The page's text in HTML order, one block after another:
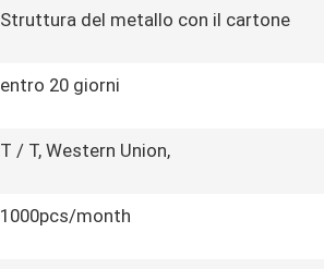
Struttura del metallo con il cartone
entro 20 giorni
T / T, Western Union,
1000pcs/month